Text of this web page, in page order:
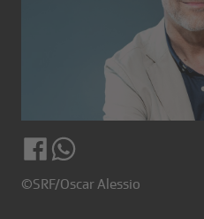
©SRF/Oscar Alessio